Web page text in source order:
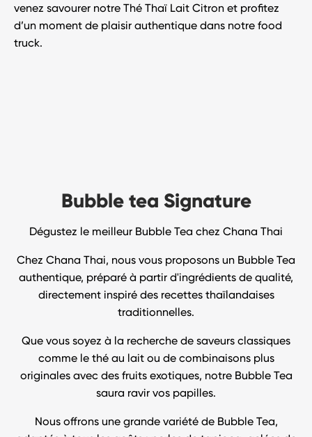
venez savourer notre Thé Thaï Lait Citron et profitez
d’un moment de plaisir authentique dans notre food
truck.
Bubble tea Signature
Dégustez le meilleur Bubble Tea chez Chana Thai
Chez Chana Thai, nous vous proposons un Bubble Tea
authentique, préparé à partir d'ingrédients de qualité,
directement inspiré des recettes thaïlandaises
traditionnelles.
Que vous soyez à la recherche de saveurs classiques
comme le thé au lait ou de combinaisons plus
originales avec des fruits exotiques, notre Bubble Tea
saura ravir vos papilles.
Nous offrons une grande variété de Bubble Tea,